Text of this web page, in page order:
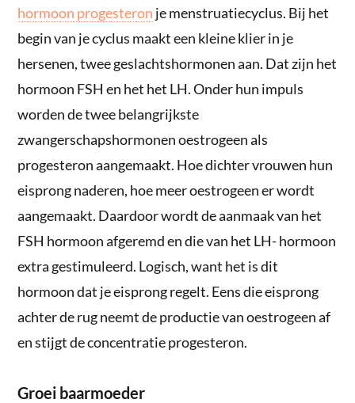
hormoon progesteron je menstruatiecyclus. Bij het
begin van je cyclus maakt een kleine klier in je
hersenen, twee geslachtshormonen aan. Dat zijn het
hormoon FSH en het het LH. Onder hun impuls
worden de twee belangrijkste
zwangerschapshormonen oestrogeen als
progesteron aangemaakt. Hoe dichter vrouwen hun
eisprong naderen, hoe meer oestrogeen er wordt
aangemaakt. Daardoor wordt de aanmaak van het
FSH hormoon afgeremd en die van het LH- hormoon
extra gestimuleerd. Logisch, want het is dit
hormoon dat je eisprong regelt. Eens die eisprong
achter de rug neemt de productie van oestrogeen af
en stijgt de concentratie progesteron.
Groei baarmoeder